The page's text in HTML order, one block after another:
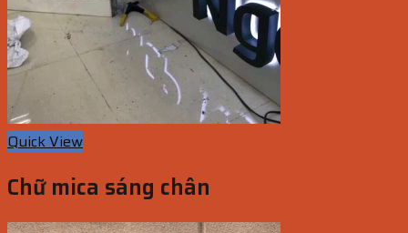
Quick View
Chữ mica sáng chân